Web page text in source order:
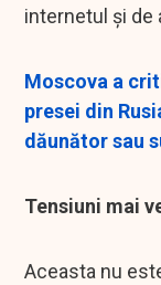
internetul și de
Moscova a
presei din
dăunător sau
Tensiuni mai
Aceasta nu